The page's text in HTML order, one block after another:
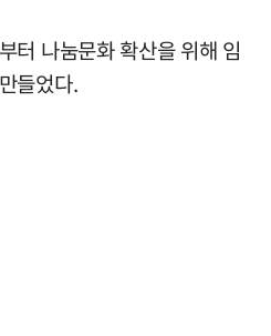
터 나눔문화 확산을 위해 임
들었다.